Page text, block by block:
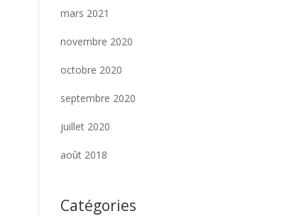
mars 2021
novembre 2020
octobre 2020
septembre 2020
juillet 2020
août 2018
Catégories